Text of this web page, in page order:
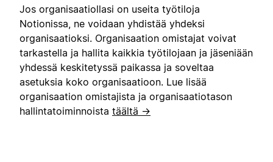
Jos organisaatiollasi on useita työtiloja
Notionissa, ne voidaan yhdistää yhdeksi
organisaatioksi. Organisaation omistajat voivat
tarkastella ja hallita kaikkia työtilojaan ja jäseniään
yhdessä keskitetyssä paikassa ja soveltaa
asetuksia koko organisaatioon. Lue lisää
organisaation omistajista ja organisaatiotason
hallintatoiminnoista täältä →